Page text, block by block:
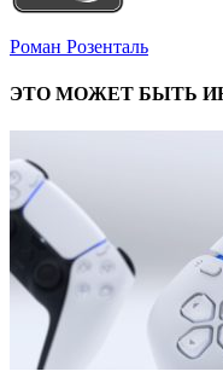
Роман Розенталь
ЭТО МОЖЕТ БЫТЬ